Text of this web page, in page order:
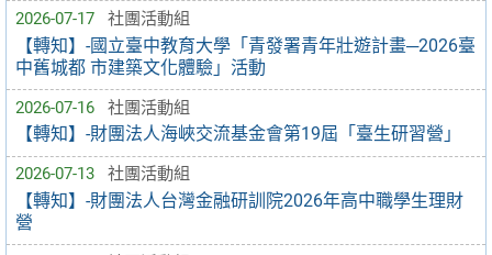
2026-07-17 社團活動組
【轉知】-國立臺中教育大學「青發署青年壯遊計畫─2026臺
中舊城都 市建築文化體驗」活動
2026-07-16 社團活動組
【轉知】-財團法人海峽交流基金會第19屆「臺生研習營」
2026-07-13 社團活動組
【轉知】-財團法人台灣金融研訓院2026年高中職學生理財
營